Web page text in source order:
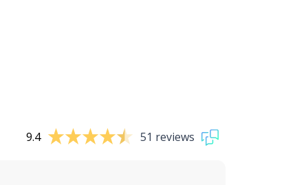
9.4 51 reviews